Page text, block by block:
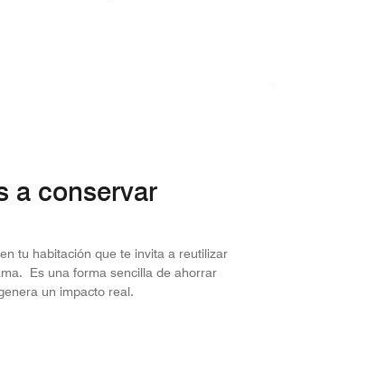
a conservar
tu habitación que te invita a reutilizar
Es una forma sencilla de ahorrar
un impacto real.